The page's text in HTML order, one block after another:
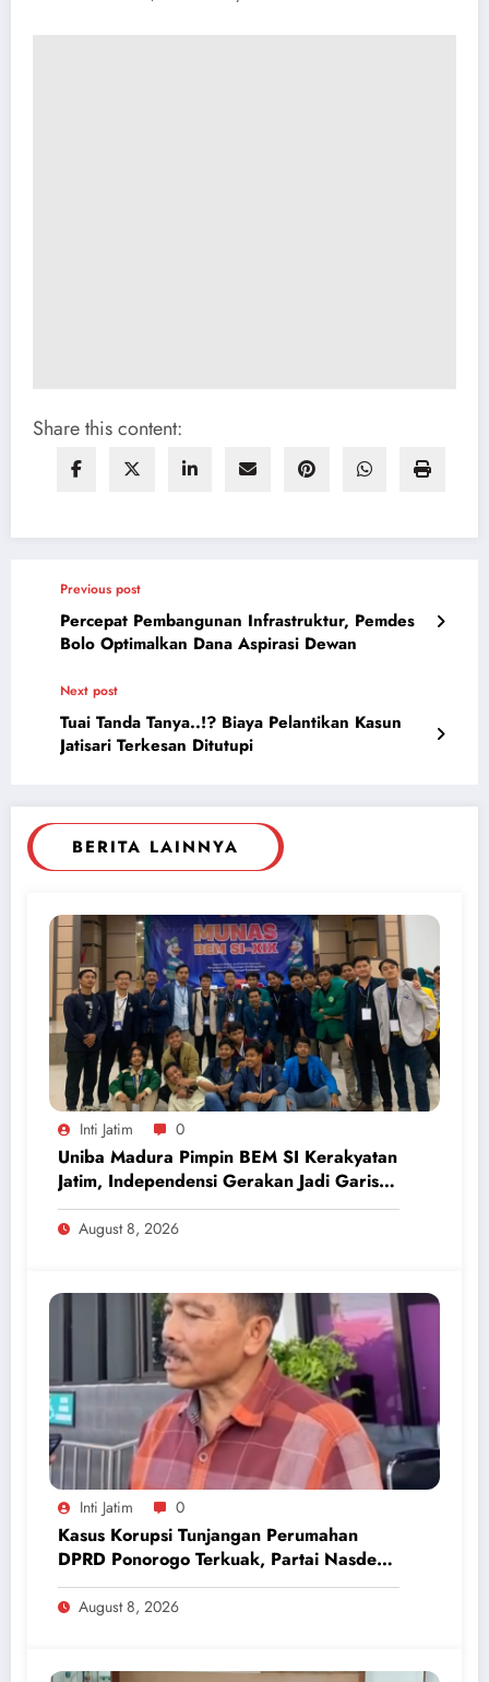
Share this content:
Previous post
Percepat Pembangunan Infrastruktur, Pemdes
Bolo Optimalkan Dana Aspirasi Dewan
Next post
Tuai Tanda Tanya..!? Biaya Pelantikan Kasun
Jatisari Terkesan Ditutupi
BERITA LAINNYA
Inti Jatim 0
Uniba Madura Pimpin BEM SI Kerakyatan
Jatim, Independensi Gerakan Jadi Garis
Batas
August 8, 2026
Inti Jatim 0
Kasus Korupsi Tunjangan Perumahan
DPRD Ponorogo Terkuak, Partai Nasdem
Inisiatif Kembalikan Uang Rp 748 Juta
August 8, 2026